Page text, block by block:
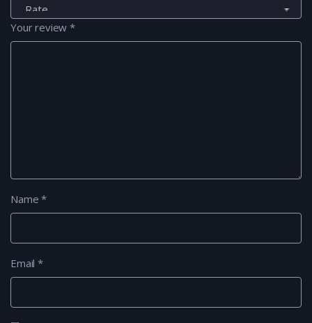
Your review*
Name*
Email*